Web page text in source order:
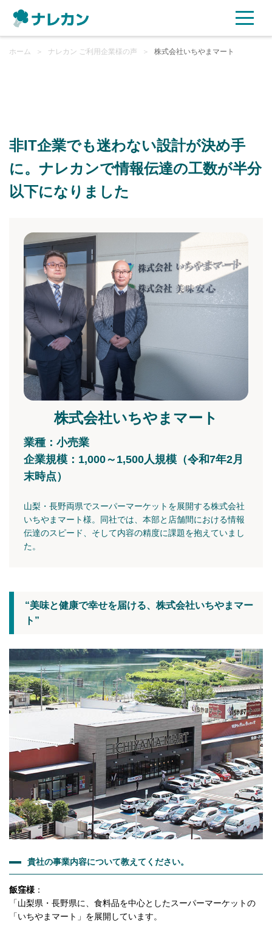
ご利用プラン
ご利用企業様の声
セキュリティ
充実サポート
よくある質問
資料ダウンロード
無料トライアル
ログイン
ホーム ＞ ナレカン ご利用企業様の声 ＞ 株式会社いちやまマート
非IT企業でも迷わない設計が決め手
に。ナレカンで情報伝達の工数が半分
以下になりました
株式会社いちやまマート
業種：小売業
企業規模：1,000～1,500人規模（令和7年2月
末時点）
山梨・長野両県でスーパーマーケットを展開する株式会社
いちやまマート様。同社では、本部と店舗間における情報
伝達のスピード、そして内容の精度に課題を抱えていまし
た。
“美味と健康で幸せを届ける、株式会社いちやまマー
ト”
貴社の事業内容について教えてください。
飯窪様 ：
「山梨県・長野県に、食料品を中心としたスーパーマーケットの
「いちやまマート」を展開しています。